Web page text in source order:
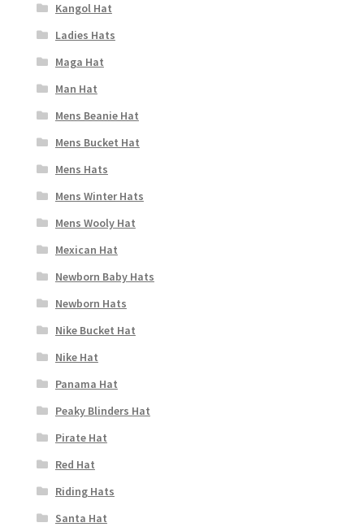
Kangol Hat
Ladies Hats
Maga Hat
Man Hat
Mens Beanie Hat
Mens Bucket Hat
Mens Hats
Mens Winter Hats
Mens Wooly Hat
Mexican Hat
Newborn Baby Hats
Newborn Hats
Nike Bucket Hat
Nike Hat
Panama Hat
Peaky Blinders Hat
Pirate Hat
Red Hat
Riding Hats
Santa Hat